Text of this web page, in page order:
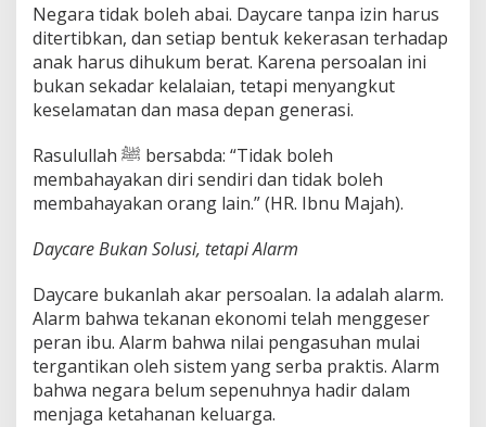
Negara tidak boleh abai. Daycare tanpa izin harus
ditertibkan, dan setiap bentuk kekerasan terhadap
anak harus dihukum berat. Karena persoalan ini
bukan sekadar kelalaian, tetapi menyangkut
keselamatan dan masa depan generasi.
Rasulullah ﷺ bersabda: “Tidak boleh
membahayakan diri sendiri dan tidak boleh
membahayakan orang lain.” (HR. Ibnu Majah).
Daycare Bukan Solusi, tetapi Alarm
Daycare bukanlah akar persoalan. Ia adalah alarm.
Alarm bahwa tekanan ekonomi telah menggeser
peran ibu. Alarm bahwa nilai pengasuhan mulai
tergantikan oleh sistem yang serba praktis. Alarm
bahwa negara belum sepenuhnya hadir dalam
menjaga ketahanan keluarga.